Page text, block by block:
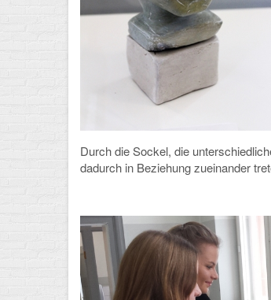
Durch die Sockel, die
dadurch in Beziehung zueinander